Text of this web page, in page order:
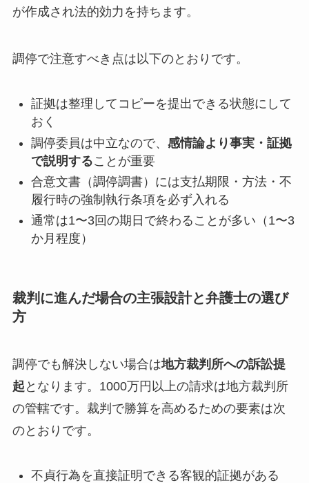
が作成され法的効力を持ちます。
調停で注意すべき点は以下のとおりです。
証拠は整理してコピーを提出できる状態にして
おく
調停委員は中立なので、 感情論より事実・証拠
で説明することが重要
合意文書（調停調書）には支払期限・方法・不
履行時の強制執行条項を必ず入れる
通常は1〜3回の期日で終わることが多い（1〜3
か月程度）
裁判に進んだ場合の主張設計と弁護士の選び
方
調停でも解決しない場合は地方裁判所への訴訟提
起 となります。1000万円以上の請求は地方裁判所
の管轄です。裁判で勝算を高めるための要素は次
のとおりです。
不貞行為を直接証明できる客観的証拠がある